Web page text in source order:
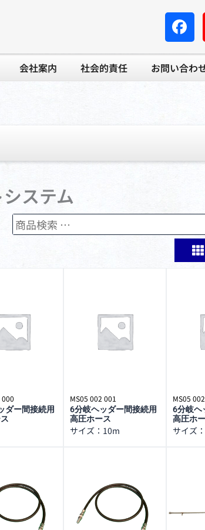
会社案内 社会的責任 お問い合わ
ステム
検
索
000
ダー間接続用
MS05 002 001
6分岐ヘッダー間接続用
高圧ホース
サイズ：10m
MS05
6分岐ヘ
高圧ホ
サイズ